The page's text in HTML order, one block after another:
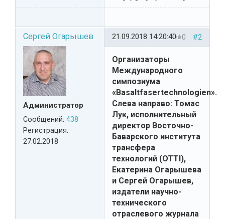
Сергей Огарышев
Администратор
Сообщений: 438
Регистрация:
27.02.2018
#2
0
21.09.2018 14:20:40
Организаторы
Международного
симпозиума
«Basaltfasertechnologien».
Слева направо: Томас
Лук, исполнительный
директор Восточно-
Баварского института
трансфера
технологий (OTTI),
Екатерина Огарышева
и Сергей Огарышев,
издатели научно-
технического
отраслевого журнала